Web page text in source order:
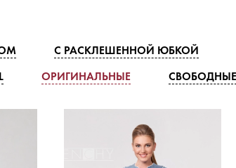
С РАСКЛЕШЕННОЙ ЮБКОЙ
ОРИГИНАЛЬНЫЕ СВОБОДНЫЕ